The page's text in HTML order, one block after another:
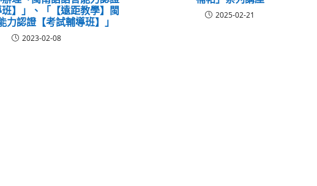
班】」、「【遠距教學】閩
力認證【考試輔導班】」
2023-02-08
2025-02-21